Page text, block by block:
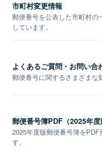
市町村変更情報
郵便番号を公表した市町村
しています。
よくあるご質問・お問い合
郵便番号に関するさまざまな
郵便番号簿PDF（2025年度
2025年度版郵便番号簿を
す。